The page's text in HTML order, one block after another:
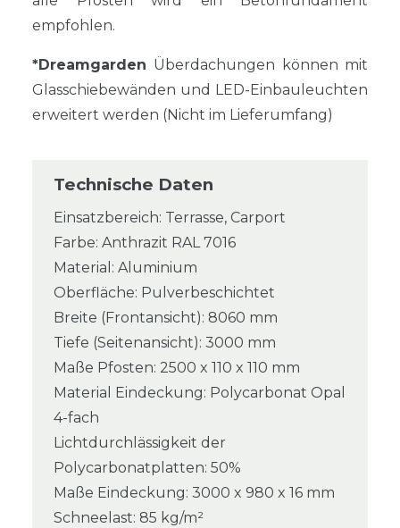
empfohlen.
*Dreamgarden Überdachungen können mit
Glasschiebewänden und LED-Einbauleuchten
erweitert werden (Nicht im Lieferumfang)
Technische Daten
Einsatzbereich: Terrasse, Carport
Farbe: Anthrazit RAL 7016
Material: Aluminium
Oberfläche: Pulverbeschichtet
Breite (Frontansicht): 8060 mm
Tiefe (Seitenansicht): 3000 mm
Maße Pfosten: 2500 x 110 x 110 mm
Material Eindeckung: Polycarbonat Opal
4-fach
Lichtdurchlässigkeit der
Polycarbonatplatten: 50%
Maße Eindeckung: 3000 x 980 x 16 mm
Schneelast: 85 kg/m²